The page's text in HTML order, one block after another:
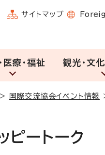
サイトマップ
医療・福祉 観光・文
> 国際交流協会イベント情報
ートーク